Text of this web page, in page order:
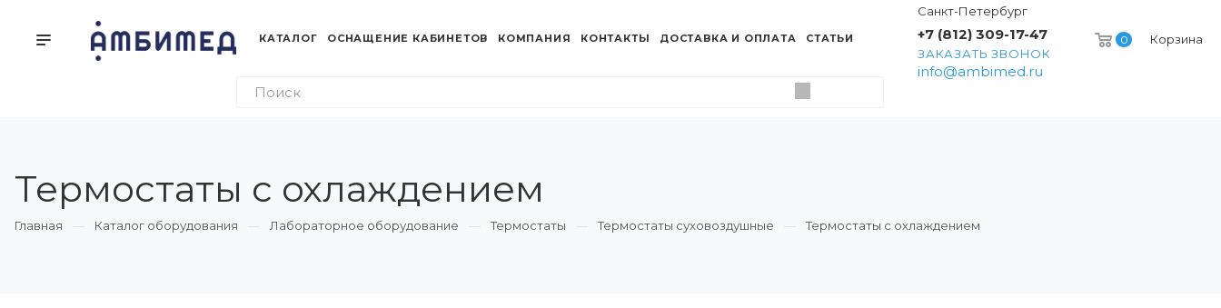
0 Корзина
Санкт-Петербург
+7 (812) 309-17-47
ЗАКАЗАТЬ ЗВОНОК
info@ambimed.ru
КАТАЛОГ ОСНАЩЕНИЕ КАБИНЕТОВ КОМПАНИЯ КОНТАКТЫ ДОСТАВКА И ОПЛАТА СТАТЬИ
Термостаты с охлаждением
Главная Каталог оборудования Лабораторное оборудование Термостаты Термостаты суховоздушные Термостаты с охлаждением